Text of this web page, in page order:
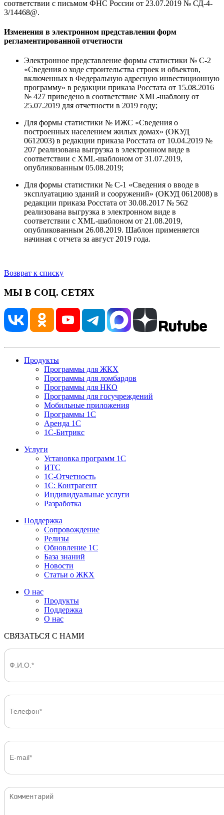
соответствии с письмом ФНС России от 23.07.2019 № СД-4-
3/14468@.
Изменения в электронном представлении форм
регламентированной отчетности
Электронное представление формы статистики № С-2
«Сведения о ходе строительства строек и объектов,
включенных в Федеральную адресную инвестиционную
программу» в редакции приказа Росстата от 15.08.2016
№ 427 приведено в соответствие XML-шаблону от
25.07.2019 для отчетности в 2019 году;
Для формы статистики № ИЖС «Сведения о
построенных населением жилых домах» (ОКУД
0612003) в редакции приказа Росстата от 10.04.2019 №
207 реализована выгрузка в электронном виде в
соответствии с XML-шаблоном от 31.07.2019,
опубликованным 05.08.2019;
Для формы статистики № С-1 «Сведения о вводе в
эксплуатацию зданий и сооружений» (ОКУД 0612008) в
редакции приказа Росстата от 30.08.2017 № 562
реализована выгрузка в электронном виде в
соответствии с XML-шаблоном от 21.08.2019,
опубликованным 26.08.2019. Шаблон применяется
начиная с отчета за август 2019 года.
Возврат к списку
МЫ В СОЦ. СЕТЯХ
Продукты
Программы для ЖКХ
Программы для ломбардов
Программы для НКО
Программы для госучреждений
Мобильные приложения
Программы 1С
Аренда 1С
1С-Битрикс
Услуги
Установка программ 1С
ИТС
1С-Отчетность
1С: Контрагент
Индивидуальные услуги
Разработка
Поддержка
Сопровождение
Релизы
Обновление 1С
База знаний
Новости
Статьи о ЖКХ
О нас
Продукты
Поддержка
О нас
СВЯЗАТЬСЯ С НАМИ